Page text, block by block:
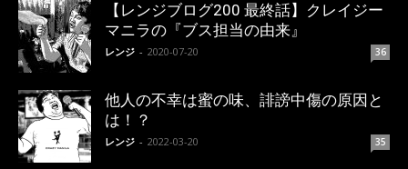
【レンジブログ200 最終話】クレイジー
マニラの『ブス担当の由来』
レンジ - 2020-07-20 36
他人の不幸は蜜の味、誹謗中傷の原因と
は！？
レンジ - 2022-03-20 35